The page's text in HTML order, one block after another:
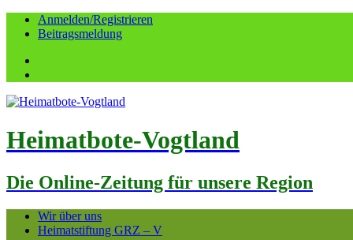
Anmelden/Registrieren
Beitragsmeldung
Heimatbote-Vogtland
Die Online-Zeitung für unsere Region
Wir über uns
Heimatstiftung GRZ – V